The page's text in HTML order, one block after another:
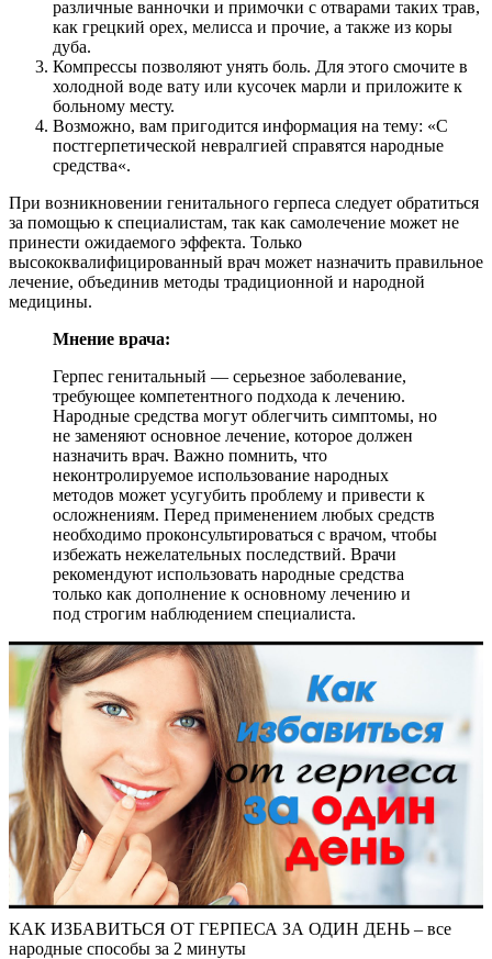
различные ванночки и примочки с отварами таких трав,
как грецкий орех, мелисса и прочие, а также из коры
дуба.
Компрессы позволяют унять боль. Для этого смочите в
холодной воде вату или кусочек марли и приложите к
больному месту.
Возможно, вам пригодится информация на тему: «С
постгерпетической невралгией справятся народные
средства«.
При возникновении генитального герпеса следует обратиться
за помощью к специалистам, так как самолечение может не
принести ожидаемого эффекта. Только
высококвалифицированный врач может назначить правильное
лечение, объединив методы традиционной и народной
медицины.
Мнение врача:
Герпес генитальный — серьезное заболевание,
требующее компетентного подхода к лечению.
Народные средства могут облегчить симптомы, но
не заменяют основное лечение, которое должен
назначить врач. Важно помнить, что
неконтролируемое использование народных
методов может усугубить проблему и привести к
осложнениям. Перед применением любых средств
необходимо проконсультироваться с врачом, чтобы
избежать нежелательных последствий. Врачи
рекомендуют использовать народные средства
только как дополнение к основному лечению и
под строгим наблюдением специалиста.
КАК ИЗБАВИТЬСЯ ОТ ГЕРПЕСА ЗА ОДИН ДЕНЬ – все
народные способы за 2 минуты